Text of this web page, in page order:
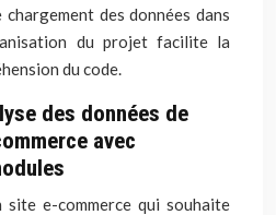
des données dans
du projet facilite la
du code.
des données de
avec
site e-commerce qui souhaite